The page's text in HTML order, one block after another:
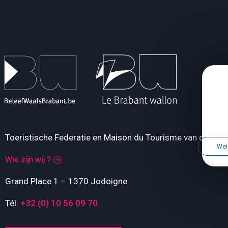
Toeristische Federatie en Maison du Tourisme van de
Wie zijn wij ?
Grand Place 1 – 1370 Jodoigne
Tél. +32 (0) 10 56 09 70